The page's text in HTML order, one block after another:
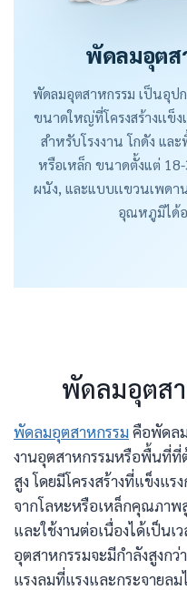
พัดลมอุตส
พัดลมอุตสาหกรรม เป็นอุป
ขนาดใหญ่ที่โครงสร้างเเข็ง
สำหรับโรงงาน โกดัง แล
หรือเหล็ก ขนาดตั้งแต่
ผนัง, และแบบเเขวนเพด
อุณหภูมิได้
พัดลมอุตสา
พัดลมอุตสาหกรรมคือพัดล
งานอุตสาหกรรมหรือพื้นที่ที่
สูง โดยมีโครงสร้างที่แข็งแ
จากโลหะหรือเหล็กคุณภาพ
และใช้งานต่อเนื่องได้เป็น
อุตสาหกรรมจะมีกำลังสูงก
แรงลมที่แรงและกระจายล